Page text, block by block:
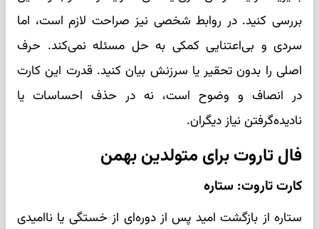
بررسی کنید. در روابط شخصی نیز صراحت لازم است، اما
سردی و بی‌اعتنایی کمکی به حل مسئله نمی‌کند. حرف
اصلی را بدون تحقیر یا سرزنش بیان کنید. قدرت این کارت
در انصاف و وضوح است، نه در حذف احساسات یا
نادیده‌گرفتن نیاز دیگران.
فال تاروت برای متولدین بهمن
کارت تاروت: ستاره
ستاره از بازگشت امید پس از دوره‌ای از خستگی یا ناامیدی